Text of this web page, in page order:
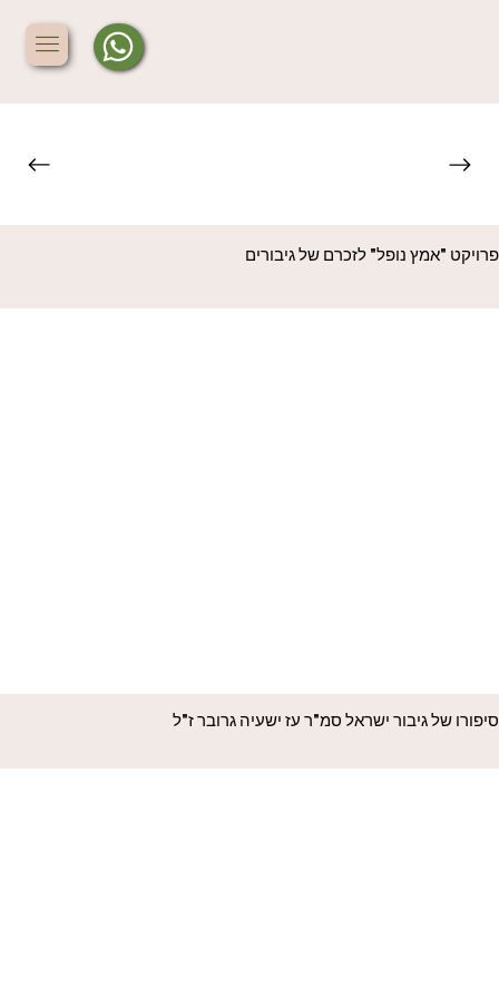
פרויקט "אמץ נופל" לזכרם של גיבורים
סיפורו של גיבור ישראל סמ"ר עז ישעיה גרובר ז"ל